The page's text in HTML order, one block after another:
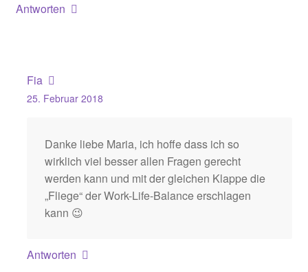
Antworten
Fia
25. Februar 2018
Danke liebe Maria, ich hoffe dass ich so
wirklich viel besser allen Fragen gerecht
werden kann und mit der gleichen Klappe die
„Fliege“ der Work-Life-Balance erschlagen
kann 😉
Antworten